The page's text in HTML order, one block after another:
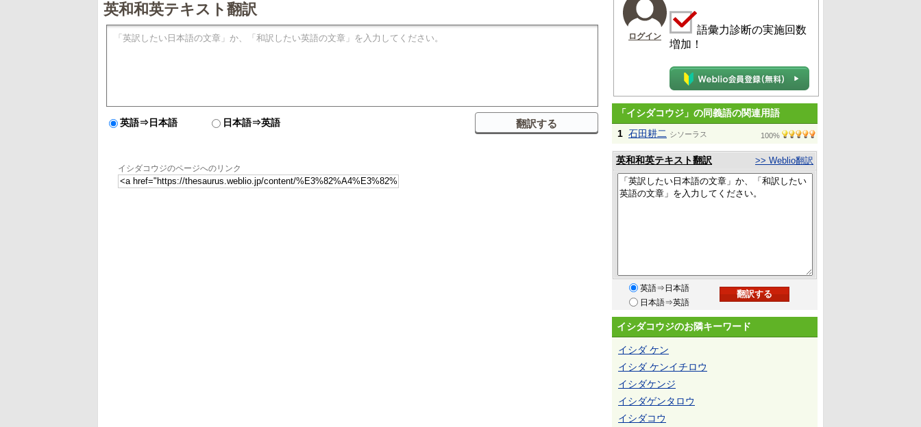
英和和英テキスト翻訳
英語⇒日本語 日本語⇒英語
イシダコウジのページへのリンク
ログイン
語彙力診断の実施回数
増加！
「イシダコウジ」の同義語の関連用語
1 石田耕二 シソーラス 100%
英和和英テキスト翻訳 >> Weblio翻訳
英語⇒日本語
日本語⇒英語
イシダコウジのお隣キーワード
イシダ ケン
イシダ ケンイチロウ
イシダケンジ
イシダゲンタロウ
イシダコウ